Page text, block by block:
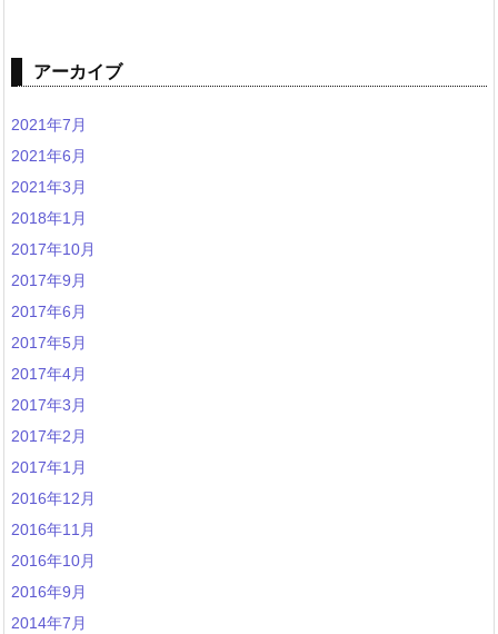
アーカイブ
2021年7月
2021年6月
2021年3月
2018年1月
2017年10月
2017年9月
2017年6月
2017年5月
2017年4月
2017年3月
2017年2月
2017年1月
2016年12月
2016年11月
2016年10月
2016年9月
2014年7月